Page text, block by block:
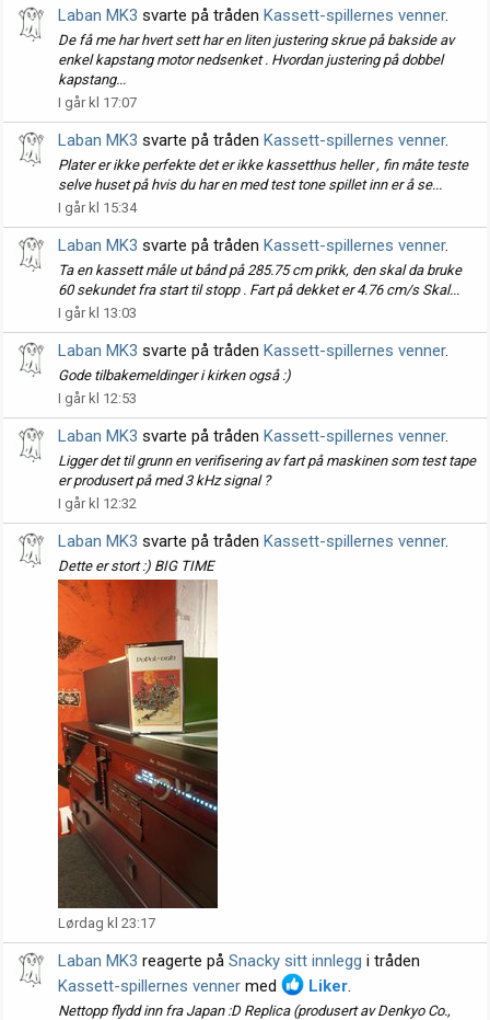
Laban MK3 svarte på tråden Kassett-spillernes venner.
De få me har hvert sett har en liten justering skrue på bakside av
enkel kapstang motor nedsenket . Hvordan justering på dobbel
kapstang...
I går kl 17:07
Laban MK3 svarte på tråden Kassett-spillernes venner.
Plater er ikke perfekte det er ikke kassetthus heller , fin måte teste
selve huset på hvis du har en med test tone spillet inn er å se...
I går kl 15:34
Laban MK3 svarte på tråden Kassett-spillernes venner.
Ta en kassett måle ut bånd på 285.75 cm prikk, den skal da bruke
60 sekundet fra start til stopp . Fart på dekket er 4.76 cm/s Skal...
I går kl 13:03
Laban MK3 svarte på tråden Kassett-spillernes venner.
Gode tilbakemeldinger i kirken også :)
I går kl 12:53
Laban MK3 svarte på tråden Kassett-spillernes venner.
Ligger det til grunn en verifisering av fart på maskinen som test tape
er produsert på med 3 kHz signal ?
I går kl 12:32
Laban MK3 svarte på tråden Kassett-spillernes venner.
Dette er stort :) BIG TIME
Lørdag kl 23:17
Laban MK3 reagerte på Snacky sitt innlegg i tråden
Kassett-spillernes venner med Liker.
Nettopp flydd inn fra Japan :D Replica (produsert av Denkyo Co.,